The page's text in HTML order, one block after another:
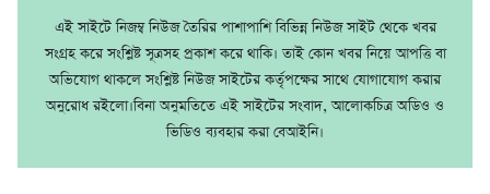
এই সাইটে নিজম্ব নিউজ তৈরির পাশাপাশি বিভিন্ন নিউজ সাইট থেকে খবর
সংগ্রহ করে সংশ্লিষ্ট সূত্রসহ প্রকাশ করে থাকি। তাই কোন খবর নিয়ে আপত্তি বা
অভিযোগ থাকলে সংশ্লিষ্ট নিউজ সাইটের কর্তৃপক্ষের সাথে যোগাযোগ করার
অনুরোধ রইলো।বিনা অনুমতিতে এই সাইটের সংবাদ, আলোকচিত্র অডিও ও
ভিডিও ব্যবহার করা বেআইনি।